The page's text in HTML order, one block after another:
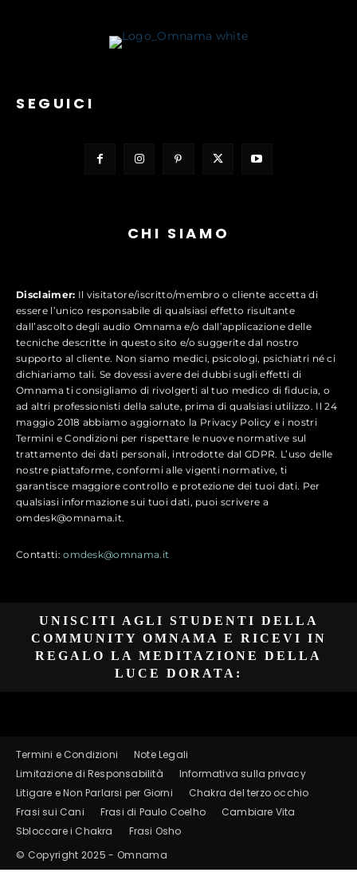
SEGUICI
CHI SIAMO
Disclaimer: Il visitatore/iscritto/membro o cliente accetta di
essere l’unico responsabile di qualsiasi effetto risultante
dall’ascolto degli audio Omnama e/o dall’applicazione delle
tecniche descritte in questo sito e/o suggerite dal nostro
supporto al cliente. Non siamo medici, psicologi, psichiatri né ci
dichiariamo tali. Se dovessi avere dei dubbi sugli effetti di
Omnama ti consigliamo di rivolgerti al tuo medico di fiducia, o
ad altri professionisti della salute, prima di qualsiasi utilizzo. Il 24
maggio 2018 abbiamo aggiornato la Privacy Policy e i nostri
Termini e Condizioni per rispettare le nuove normative sul
trattamento dei dati personali, introdotte dal GDPR. L’uso delle
nostre piattaforme, conformi alle vigenti normative, ti
garantisce maggiore controllo e protezione dei tuoi dati. Per
qualsiasi informazione sui tuoi dati, puoi scrivere a
omdesk@omnama.it.
Contatti:omdesk@omnama.it
UNISCITI AGLI STUDENTI DELLA
COMMUNITY OMNAMA E RICEVI IN
REGALO LA MEDITAZIONE DELLA
LUCE DORATA:
Termini e Condizioni
Note Legali
Limitazione di Responsabilità
Informativa sulla privacy
Litigare e Non Parlarsi per Giorni
Chakra del terzo occhio
Frasi sui Cani
Frasi di Paulo Coelho
Cambiare Vita
Sbloccare i Chakra
Frasi Osho
© Copyright 2025 - Omnama